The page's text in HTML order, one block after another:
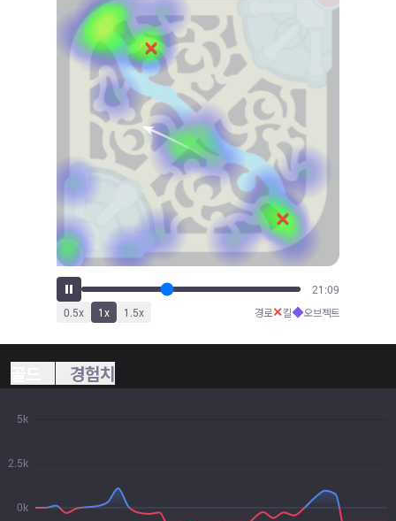
23:42
0.5x 1x 1.5x 경로✕킬◆오브젝트
경험치
0k
2.5k
5k